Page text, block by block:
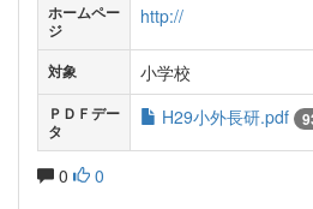
ホームペー
ジ
http://
対象 小学校
ＰＤＦデー
タ
H29小外長研.pdf
0 0